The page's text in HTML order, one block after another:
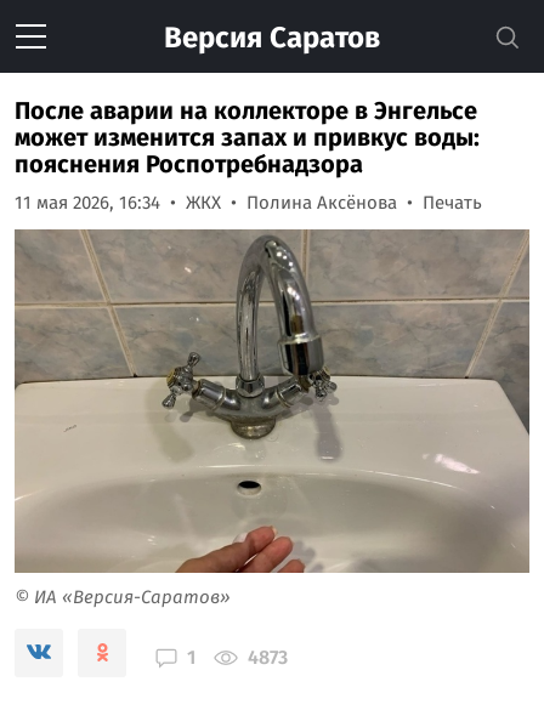
Версия Саратов
После аварии на коллекторе в Энгельсе
может изменится запах и привкус воды:
пояснения Роспотребнадзора
11 мая 2026, 16:34 ЖКХ Полина Аксёнова Печать
© ИА «Версия-Саратов»
1 4873